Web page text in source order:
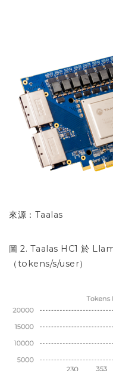
來源：Taalas
圖 2. Taalas HC1 於
（tokens/s/user）